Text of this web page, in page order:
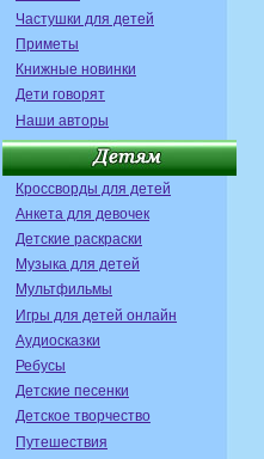
Частушки для детей
Приметы
Книжные новинки
Дети говорят
Наши авторы
Кроссворды для детей
Анкета для девочек
Детские раскраски
Музыка для детей
Мультфильмы
Игры для детей онлайн
Аудиосказки
Ребусы
Детские песенки
Детское творчество
Путешествия